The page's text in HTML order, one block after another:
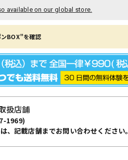
available on our global store.
BOX"を確認
扱店舗
1969)
記載店舗までお問い合わせください。